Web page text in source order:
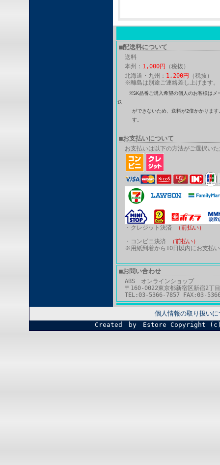
■配送料について
送料
本州： 1,000円
（税抜）
北海道・九州： 1,200円
（税抜）
※離島は別途ご連絡差し上げます。
※SK品番ご購入希望の個人のお客様はメ
送
ができないため、送料が2倍かかります
す。
■お支払いについて
お支払いは以下の方法がご選択い
・クレジット決済
（前払い）
・コンビニ決済
（前払い）
※用紙到着から10日以内にお支払
■お問い合わせ
ABS オンラインショップ
〒160-0022東京都新宿区新宿2丁
TEL:03-5366-7857 FAX:03-
個人情報の取り扱い
Created by Estore Copyright (c)